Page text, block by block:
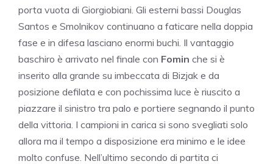
porta vuota di Giorgiobiani. Gli esterni bassi Douglas
Santos e Smolnikov continuano a faticare nella doppia
fase e in difesa lasciano enormi buchi. Il vantaggio
baschiro è arrivato nel finale con Fomin che si è
inserito alla grande su imbeccata di Bizjak e da
posizione defilata e con pochissima luce è riuscito a
piazzare il sinistro tra palo e portiere segnando il punto
della vittoria. I campioni in carica si sono svegliati solo
allora ma il tempo a disposizione era minimo e le idee
molto confuse. Nell’ultimo secondo di partita ci